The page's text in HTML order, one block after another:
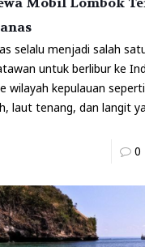
selalu menjadi salah
untuk berlibur ke
wilayah kepulauan
laut tenang, dan langit
0